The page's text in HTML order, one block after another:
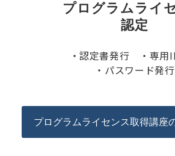
プログラムライ
認定
・認定書発行 ・専用
・パスワード発行
プログラムライセンス取得講座